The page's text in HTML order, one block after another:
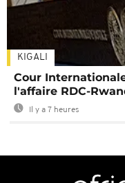
KIGALI
Cour
l'affaire RDC-
Il y a 7 heures